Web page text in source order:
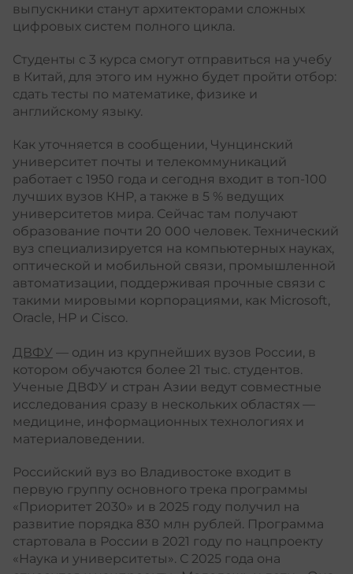
выпускники станут архитекторами сложных
цифровых систем полного цикла.
Студенты с 3 курса смогут отправиться на учебу
в Китай, для этого им нужно будет пройти отбор:
сдать тесты по математике, физике и
английскому языку.
Как уточняется в сообщении, Чунцинский
университет почты и телекоммуникаций
работает с 1950 года и сегодня входит в топ-100
лучших вузов КНР, а также в 5 % ведущих
университетов мира. Сейчас там получают
образование почти 20 000 человек. Технический
вуз специализируется на компьютерных науках,
оптической и мобильной связи, промышленной
автоматизации, поддерживая прочные связи с
такими мировыми корпорациями, как Microsoft,
Oracle, HP и Cisco.
ДВФУ — один из крупнейших вузов России, в
котором обучаются более 21 тыс. студентов.
Ученые ДВФУ и стран Азии ведут совместные
исследования сразу в нескольких областях —
медицине, информационных технологиях и
материаловедении.
Российский вуз во Владивостоке входит в
первую группу основного трека программы
«Приоритет 2030» и в 2025 году получил на
развитие порядка 830 млн рублей. Программа
стартовала в России в 2021 году по нацпроекту
«Наука и университеты». С 2025 года она